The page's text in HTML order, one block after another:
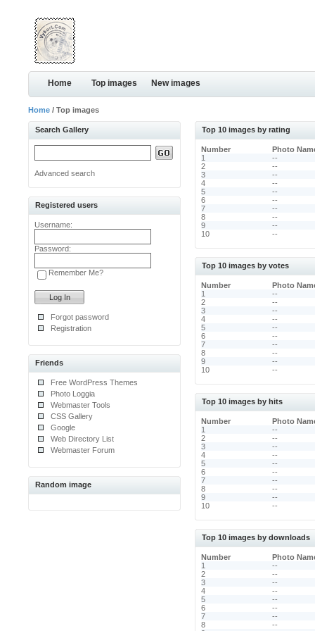
Home Top images New images
Home / Top images
Search Gallery
Advanced search
Registered users
Username:
Password:
Remember Me?
Forgot password
Registration
Friends
Free WordPress Themes
Photo Loggia
Webmaster Tools
CSS Gallery
Google
Web Directory List
Webmaster Forum
Random image
Top 10 images by rating
Number Photo
1
--
2
--
3
--
4
--
5
--
6
--
7
--
8
--
9
--
10
--
Top 10 images by votes
Number Photo
1
--
2
--
3
--
4
--
5
--
6
--
7
--
8
--
9
--
10
--
Top 10 images by hits
Number Photo
1
--
2
--
3
--
4
--
5
--
6
--
7
--
8
--
9
--
10
--
Top 10 images by downloads
Number Photo
1
--
2
--
3
--
4
--
5
--
6
--
7
--
8
--